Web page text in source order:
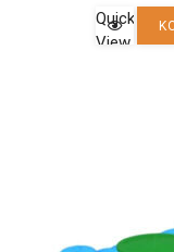
Quick
View